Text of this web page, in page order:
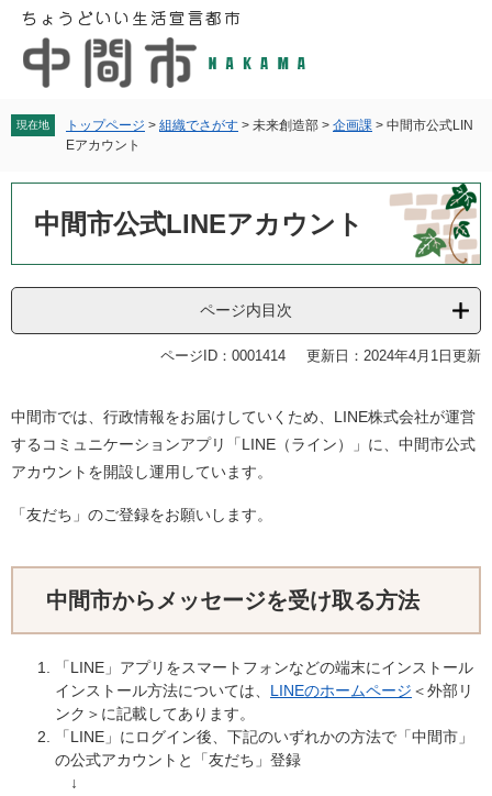
へ
現在地 トップページ > 組織でさがす > 未来創造部 > 企画課 > 中間市公式LIN
Eアカウント
中間市公式LINEアカウント
ページ内目次
ページID：0001414 更新日：2024年4月1日更新
中間市では、行政情報をお届けしていくため、LINE株式会社が運営
するコミュニケーションアプリ「LINE（ライン）」に、中間市公式
アカウントを開設し運用しています。
「友だち」のご登録をお願いします。
中間市からメッセージを受け取る方法
「LINE」アプリをスマートフォンなどの端末にインストール
インストール方法については、 LINEのホームページ ＜外部リ
ンク＞ に記載してあります。
「LINE」にログイン後、下記のいずれかの方法で「中間市」
の公式アカウントと「友だち」登録
↓